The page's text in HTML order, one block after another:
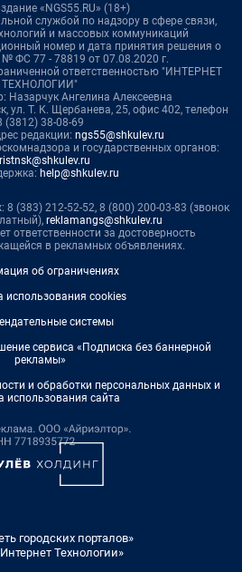
«NGS55.RU» (18+)
службой по надзору в сфере связи,
и массовых коммуникаций
номер и дата принятия решения о
№ ФС 77 - 78819 от 07.08.2020 г.
ответственностью "ИНТЕРНЕТ
ТЕХНОЛОГИИ"
Назарчук Ангелина Алексеевна
ул. Т. К. Щербанева, 25, офис 402, телефон
(3812) 38-08-69
редакции: ngs55@shkulev.ru
и государственных органов:
help@shkulev.ru
(383) 212-52-52, 8 (800) 200-03-83 (звонок
reklamangs@shkulev.ru
ответственности за достоверность
в рекламных объявлениях.
об ограничениях
использования cookies
системы
сервиса «Подписка без баннерной
рекламы»
и обработки персональных данных и
использования сайта
городских порталов»
Технологии»